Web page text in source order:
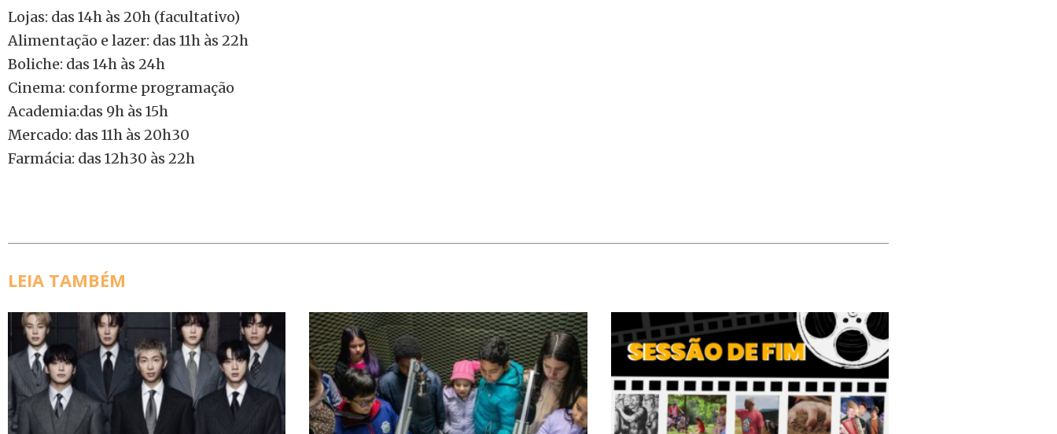
Lojas: das 14h às 20h (facultativo)
Alimentação e lazer: das 11h às 22h
Boliche: das 14h às 24h
Cinema: conforme programação
Academia:das 9h às 15h
Mercado: das 11h às 20h30
Farmácia: das 12h30 às 22h
LEIA TAMBÉM